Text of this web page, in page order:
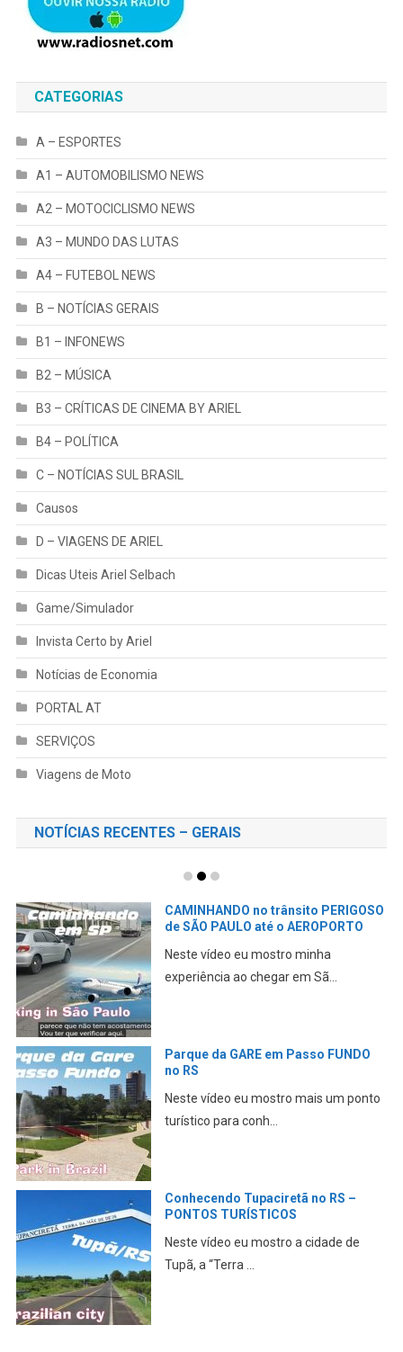
CATEGORIAS
A – ESPORTES
A1 – AUTOMOBILISMO NEWS
A2 – MOTOCICLISMO NEWS
A3 – MUNDO DAS LUTAS
A4 – FUTEBOL NEWS
B – NOTÍCIAS GERAIS
B1 – INFONEWS
B2 – MÚSICA
B3 – CRÍTICAS DE CINEMA BY ARIEL
B4 – POLÍTICA
C – NOTÍCIAS SUL BRASIL
Causos
D – VIAGENS DE ARIEL
Dicas Uteis Ariel Selbach
Game/Simulador
Invista Certo by Ariel
Notícias de Economia
PORTAL AT
SERVIÇOS
Viagens de Moto
NOTÍCIAS RECENTES – GERAIS
CAMINHANDO no trânsito PERIGOSO
de SÃO PAULO até o AEROPORTO
Neste vídeo eu mostro minha
experiência ao chegar em Sã...
Parque da GARE em Passo FUNDO
no RS
Neste vídeo eu mostro mais um ponto
turístico para conh...
Conhecendo Tupaciretã no RS –
PONTOS TURÍSTICOS
Neste vídeo eu mostro a cidade de
Tupã, a “Terra ...